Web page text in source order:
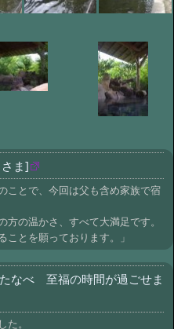
ま]
ことで、今回は父も含め家族で宿
の温かさ、すべて大満足です。
ことを願っております。」
なべ 至福の時間が過ごせま
。